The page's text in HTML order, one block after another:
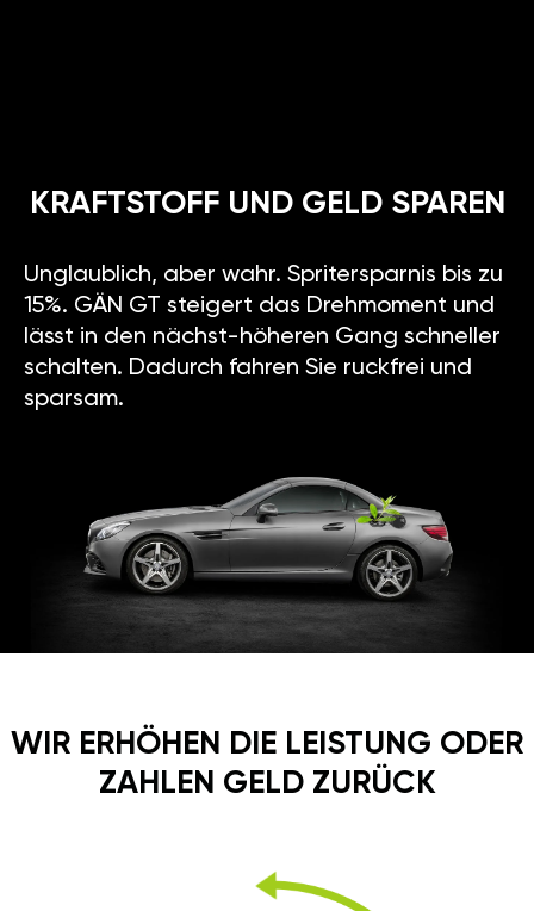
KRAFTSTOFF UND GELD SPAREN
Unglaublich, aber wahr. Spritersparnis bis zu
15%. GÄN GT steigert das Drehmoment und
lässt in den nächst-höheren Gang schneller
schalten. Dadurch fahren Sie ruckfrei und
sparsam.
WIR ERHÖHEN DIE LEISTUNG ODER
ZAHLEN GELD ZURÜCK